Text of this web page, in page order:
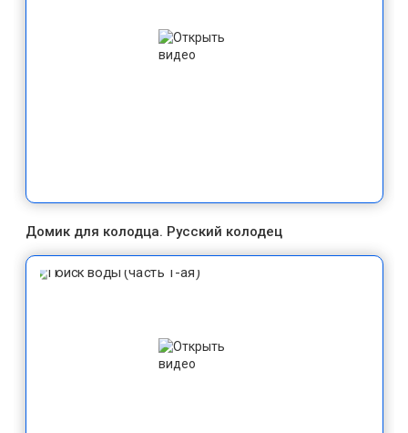
Домик для колодца. Русский колодец